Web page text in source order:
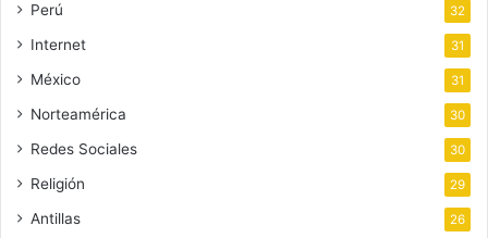
Perú 32
Internet 31
México 31
Norteamérica 30
Redes Sociales 30
Religión 29
Antillas 26